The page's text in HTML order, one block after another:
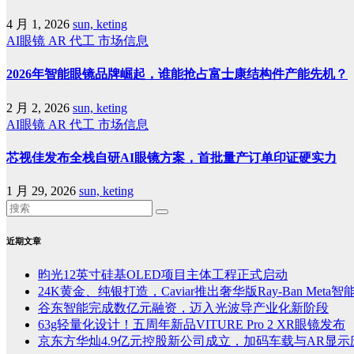
4 月 1, 2026 sun, keting
AI眼镜 AR 代工 市场信息
2026年智能眼镜品牌崛起，谁能抢占富士康结构件产能先机？
2 月 2, 2026 sun, keting
AI眼镜 AR 代工 市场信息
芯视佳发布全栈自研AI眼镜方案，首批量产订单印证硬实力
1 月 29, 2026 sun, keting
近期文章
昀光12英寸硅基OLED项目主体工程正式启动
24K黄金、纯银打造，Caviar推出奢华版Ray-Ban Meta智
谷东智能完成数亿元融资，迈入光波导产业化新阶段
63g轻量化设计！五周年新品VITURE Pro 2 XR眼镜发布
京东方华灿4.9亿元控股新公司成立，加码车载与AR显示